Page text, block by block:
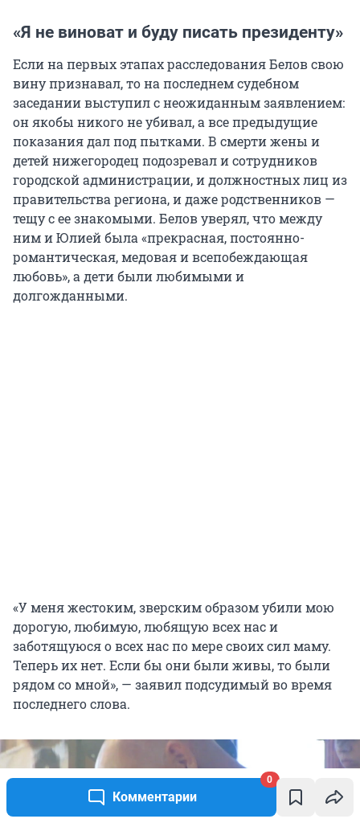
Комментарии
0
«Я не виноват и буду писать президенту»
Если на первых этапах расследования Белов свою
вину признавал, то на последнем судебном
заседании выступил с неожиданным заявлением:
он якобы никого не убивал, а все предыдущие
показания дал под пытками. В смерти жены и
детей нижегородец подозревал и сотрудников
городской администрации, и должностных лиц из
правительства региона, и даже родственников —
тещу с ее знакомыми. Белов уверял, что между
ним и Юлией была «прекрасная, постоянно-
романтическая, медовая и всепобеждающая
любовь», а дети были любимыми и
долгожданными.
«У меня жестоким, зверским образом убили мою
дорогую, любимую, любящую всех нас и
заботящуюся о всех нас по мере своих сил маму.
Теперь их нет. Если бы они были живы, то были
рядом со мной», — заявил подсудимый во время
последнего слова.